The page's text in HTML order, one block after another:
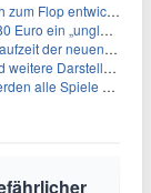
Flop entwickeln
Schnäppchen“
Gameplay-Präsentation
sollen feststehen
Spiele gestreamt